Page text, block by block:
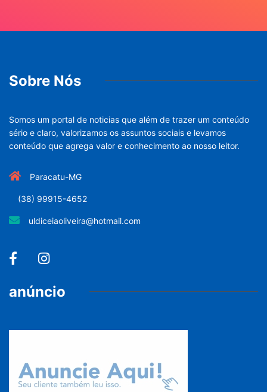
Sobre Nós
Somos um portal de noticias que além de trazer um conteúdo
sério e claro, valorizamos os assuntos sociais e levamos
conteúdo que agrega valor e conhecimento ao nosso leitor.
Paracatu-MG
(38) 99915-4652
uldiceiaoliveira@hotmail.com
anúncio